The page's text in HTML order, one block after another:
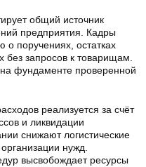
общий источник
предприятия. Кадры
поручениях, остатках
запросов к товарищам.
фундаменте проверенной
реализуется за счёт
и ликвидации
снижают логистические
нужд.
высвобождает ресурсы